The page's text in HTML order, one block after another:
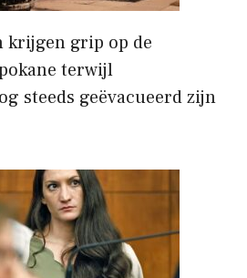
krijgen grip op de
terwijl
steeds geëvacueerd zijn